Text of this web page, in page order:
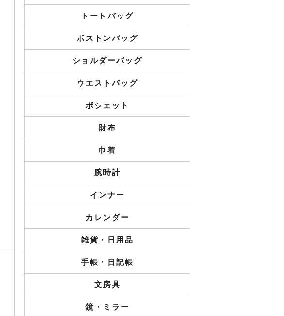
トートバッグ
ボストンバッグ
ショルダーバッグ
ウエストバッグ
ポシェット
財布
巾着
腕時計
インナー
カレンダー
雑貨・日用品
手帳・日記帳
文房具
鏡・ミラー